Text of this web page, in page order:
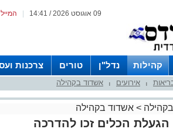
09 אוגוסט 2026 / 14:41
קהילות נדל"ן טורים צרכנות
אירועים אשדוד בקהילה
> אשדוד בקהילה
הגעלת הכלים זכו להדרכה